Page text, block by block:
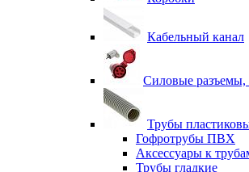
Кабельный канал
Силовые разъемы,
Трубы
Гофротрубы ПВХ
Аксессуары к
Трубы гладкие